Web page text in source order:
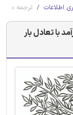
اطلاعات ترجمه
با تعادل بار